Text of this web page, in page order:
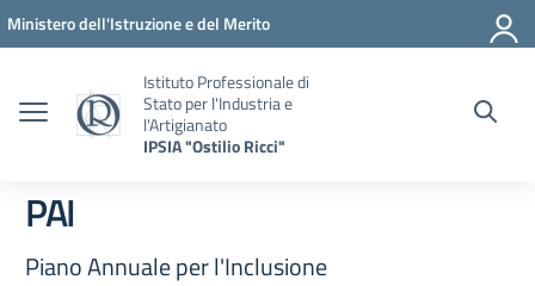
Vai ai contenuti
Vai al menu di navigazione
Vai al footer
Ministero dell'Istruzione e del Merito
Istituto Professionale di
Stato per l'Industria e
l'Artigianato
IPSIA "Ostilio Ricci"
PAI
Piano Annuale per l'Inclusione